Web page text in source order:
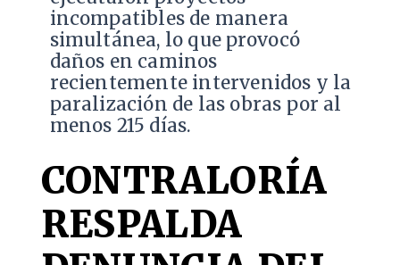
incompatibles de manera
simultánea, lo que provocó
daños en caminos
recientemente intervenidos y la
paralización de las obras por al
menos 215 días.
CONTRALORÍA
RESPALDA